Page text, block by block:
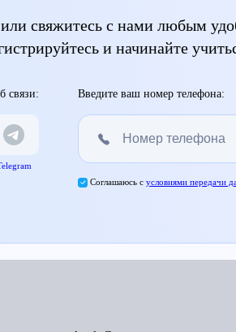
или свяжитесь с нами любым
и начинайте
связи: Введите ваш номер телефона:
Соглашаюсь с условиями передачи